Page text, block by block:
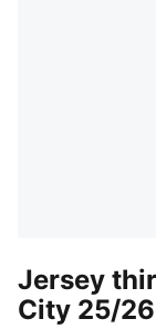
Jersey
City 25/26